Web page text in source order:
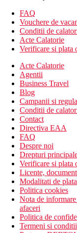
schimb
terasa cu
bar la
jacuzzi
Plaja
Hotelul este situat
mare, iar
Activitati sportive
Gratuit:
volei,
Contra cost:
Copii
Club pentru copii
Mese
All Inclusive
Mic dejun,
Inviorare
Bauturi
a.m. -
Programe
FAQ
Vouchere de
Conditii de
Acte Calatorie
Verificare si plata
Acte Calatorie
Agentii
Business Travel
Blog
Campanii si
Conditii de
Contact
Directiva EAA
FAQ
Despre noi
Drepturi
Verificare si plata
Licente,
Modalitati de plata
Politica cookies
Nota de
afaceri
Politica de
Termeni si